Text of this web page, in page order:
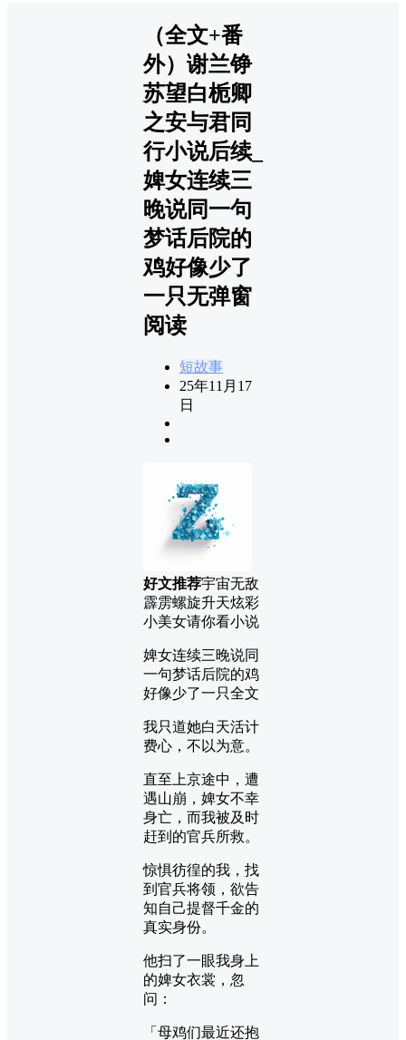
（全文+番
外）谢兰铮
苏望白栀卿
之安与君同
行小说后续_
婢女连续三
晚说同一句
梦话后院的
鸡好像少了
一只无弹窗
阅读
短故事
25年11月17
日
好文推荐宇宙无敌
霹雳螺旋升天炫彩
小美女请你看小说
婢女连续三晚说同
一句梦话后院的鸡
好像少了一只全文
我只道她白天活计
费心，不以为意。
直至上京途中，遭
遇山崩，婢女不幸
身亡，而我被及时
赶到的官兵所救。
惊惧彷徨的我，找
到官兵将领，欲告
知自己提督千金的
真实身份。
他扫了一眼我身上
的婢女衣裳，忽
问：
「母鸡们最近还抱